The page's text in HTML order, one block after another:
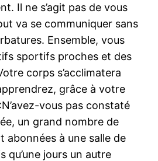
Il ne s’agit pas de vous
va se communiquer sans
Ensemble, vous
sportifs proches et des
corps s’acclimatera
grâce à votre
vous pas constaté
un grand nombre de
abonnées à une salle de
qu’une jours un autre